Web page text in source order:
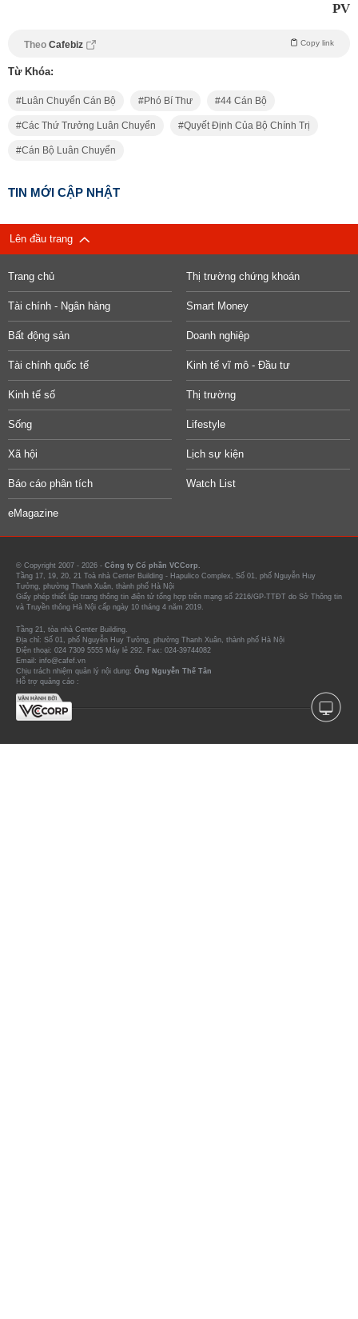
PV
Theo Cafebiz Copy link
Từ Khóa:
Luân Chuyển Cán Bộ Phó Bí Thư 44 Cán Bộ
Các Thứ Trưởng Luân Chuyển Quyết Định Của Bộ Chính Trị
Cán Bộ Luân Chuyển
TIN MỚI CẬP NHẬT
Lên đầu trang
Trang chủ Thị trường chứng khoán
Tài chính - Ngân hàng Smart Money
Bất động sản Doanh nghiệp
Tài chính quốc tế Kinh tế vĩ mô - Đầu tư
Kinh tế số Thị trường
Sống Lifestyle
Xã hội Lịch sự kiện
Báo cáo phân tích Watch List
eMagazine
© Copyright 2007 - 2026 - Công ty Cổ phần VCCorp.
Tầng 17, 19, 20, 21 Toà nhà Center Building - Hapulico Complex, Số 01, phố Nguyễn Huy
Tưởng, phường Thanh Xuân, thành phố Hà Nội
Giấy phép thiết lập trang thông tin điện tử tổng hợp trên mạng số 2216/GP-TTĐT do Sở Thông tin
và Truyền thông Hà Nội cấp ngày 10 tháng 4 năm 2019.
Tầng 21, tòa nhà Center Building.
Địa chỉ: Số 01, phố Nguyễn Huy Tưởng, phường Thanh Xuân, thành phố Hà Nội
Điện thoại: 024 7309 5555 Máy lẻ 292. Fax: 024-39744082
Email: info@cafef.vn
Chịu trách nhiệm quản lý nội dung: Ông Nguyễn Thế Tân
Hỗ trợ quảng cáo :